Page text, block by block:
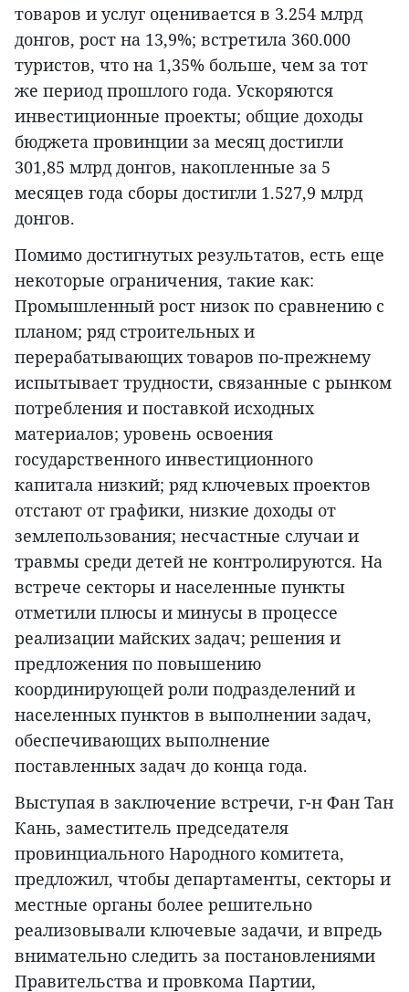
товаров и услуг оценивается в 3.254 млрд
донгов, рост на 13,9%; встретила 360.000
туристов, что на 1,35% больше, чем за тот
же период прошлого года. Ускоряются
инвестиционные проекты; общие доходы
бюджета провинции за месяц достигли
301,85 млрд донгов, накопленные за 5
месяцев года сборы достигли 1.527,9 млрд
донгов.
Помимо достигнутых результатов, есть еще
некоторые ограничения, такие как:
Промышленный рост низок по сравнению с
планом; ряд строительных и
перерабатывающих товаров по-прежнему
испытывает трудности, связанные с рынком
потребления и поставкой исходных
материалов; уровень освоения
государственного инвестиционного
капитала низкий; ряд ключевых проектов
отстают от графики, низкие доходы от
землепользования; несчастные случаи и
травмы среди детей не контролируются. На
встрече секторы и населенные пункты
отметили плюсы и минусы в процессе
реализации майских задач; решения и
предложения по повышению
координирующей роли подразделений и
населенных пунктов в выполнении задач,
обеспечивающих выполнение
поставленных задач до конца года.
Выступая в заключение встречи, г-н Фан Тан
Кань, заместитель председателя
провинциального Народного комитета,
предложил, чтобы департаменты, секторы и
местные органы более решительно
реализовывали ключевые задачи, и впредь
внимательно следить за постановлениями
Правительства и провкома Партии,